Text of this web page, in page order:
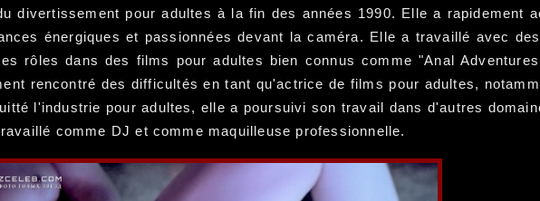
divertissement pour adultes à la fin des années 1990. Elle a rapidement
énergiques et passionnées devant la caméra. Elle a travaillé avec
rôles dans des films pour adultes bien connus comme "Anal
rencontré des difficultés en tant qu'actrice de films pour adultes,
l'industrie pour adultes, elle a poursuivi son travail dans d'autres
comme DJ et comme maquilleuse professionnelle.